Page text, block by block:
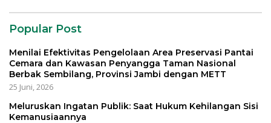
Popular Post
Menilai Efektivitas Pengelolaan Area Preservasi Pantai
Cemara dan Kawasan Penyangga Taman Nasional
Berbak Sembilang, Provinsi Jambi dengan METT
25 Juni, 2026
Meluruskan Ingatan Publik: Saat Hukum Kehilangan Sisi
Kemanusiaannya